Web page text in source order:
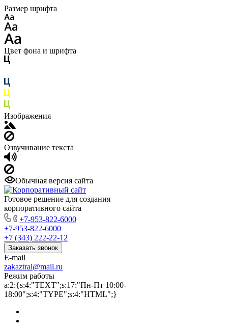
Размер шрифта
Цвет фона и шрифта
Изображения
Озвучивание текста
Обычная версия сайта
Готовое решение для создания
корпоративного сайта
+7-953-822-6000
+7-953-822-6000
+7 (343) 222-22-12
Заказать звонок
E-mail
zakaztral@mail.ru
Режим работы
a:2:{s:4:"TEXT";s:17:"Пн-Пт 10:00-
18:00";s:4:"TYPE";s:4:"HTML";}